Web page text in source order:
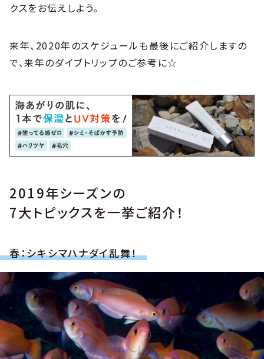
クスをお伝えしよう。
来年、2020年のスケジュールも最後にご紹介しますの
で、来年のダイブトリップのご参考に☆
2019年シーズンの
7大トピックスを一挙ご紹介！
春：シキシマハナダイ乱舞！